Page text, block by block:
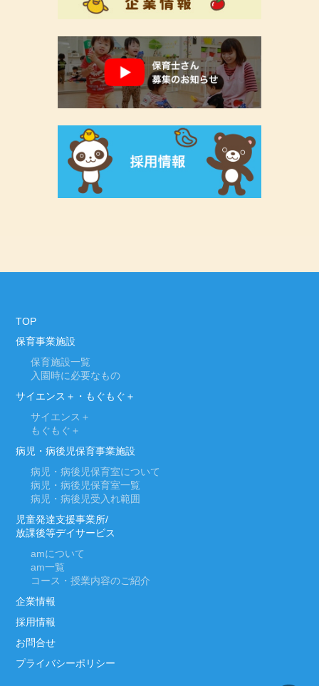
TOP
保育事業施設
保育施設一覧
入園時に必要なもの
サイエンス＋・もぐもぐ＋
サイエンス＋
もぐもぐ＋
病児・病後児保育事業施設
病児・病後児保育室について
病児・病後児保育室一覧
病児・病後児受入れ範囲
児童発達支援事業所/
放課後等デイサービス
amについて
am一覧
コース・授業内容のご紹介
企業情報
採用情報
お問合せ
プライバシーポリシー